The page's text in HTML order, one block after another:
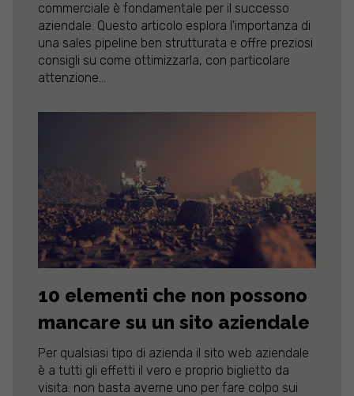
commerciale è fondamentale per il successo
aziendale. Questo articolo esplora l'importanza di
una sales pipeline ben strutturata e offre preziosi
consigli su come ottimizzarla, con particolare
attenzione...
10 elementi che non possono
mancare su un sito aziendale
Per qualsiasi tipo di azienda il sito web aziendale
è a tutti gli effetti il vero e proprio biglietto da
visita: non basta averne uno per fare colpo sui